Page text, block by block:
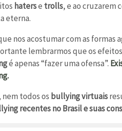
haterse trolls, e ao cruzarem
eterna.
nos acostumar com as formas
lembrarmos que os
é apenas “fazer uma ofensa”.
todos os bullying virtuais
recentes no Brasil e suas